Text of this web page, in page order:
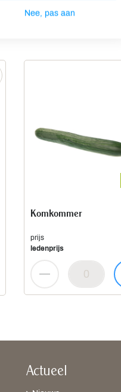
Komkommer
prijs
ledenprijs
Actueel
Nee, pas aan